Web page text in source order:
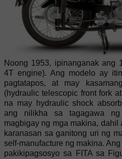
Noong 1953, ipinanganak ang
4T engine). Ang modelo ay
pagtatapos, at may
(hydraulic telescopic front fork
na may hydraulic shock
ang nilikha sa tagagawa
magbigay ng mga makina,
karanasan sa ganitong uri ng
self-manufacture ng makina.
pakikipagsosyo sa FITA sa